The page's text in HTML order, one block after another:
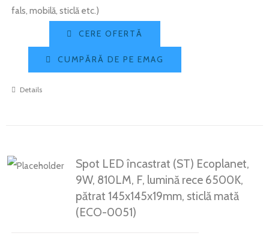
fals, mobilă, sticlă etc.)
CERE OFERTĂ
CUMPĂRĂ DE PE EMAG
Details
Spot LED încastrat (ST) Ecoplanet,
9W, 810LM, F, lumină rece 6500K,
pătrat 145x145x19mm, sticlă mată
(ECO-0051)